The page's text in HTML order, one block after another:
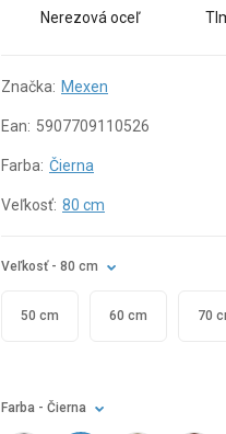
Nerezová oceľ
Značka: Mexen
Ean: 5907709110526
Farba: Čierna
Veľkosť: 80 cm
Veľkosť- 80 cm
50 cm 60 cm 70
Farba - Čierna